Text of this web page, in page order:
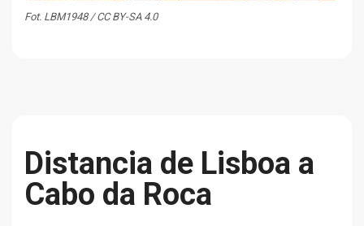
Fot. LBM1948 / CC BY-SA 4.0
Distancia de Lisboa a
Cabo da Roca